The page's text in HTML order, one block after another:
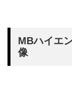
MBハイエ
像